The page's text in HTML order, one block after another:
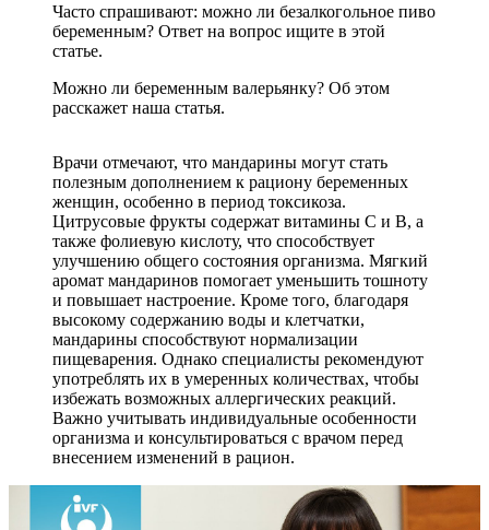
Часто спрашивают: можно ли безалкогольное пиво
беременным? Ответ на вопрос ищите в этой
статье.
Можно ли беременным валерьянку? Об этом
расскажет наша статья.
Врачи отмечают, что мандарины могут стать
полезным дополнением к рациону беременных
женщин, особенно в период токсикоза.
Цитрусовые фрукты содержат витамины C и B, а
также фолиевую кислоту, что способствует
улучшению общего состояния организма. Мягкий
аромат мандаринов помогает уменьшить тошноту
и повышает настроение. Кроме того, благодаря
высокому содержанию воды и клетчатки,
мандарины способствуют нормализации
пищеварения. Однако специалисты рекомендуют
употреблять их в умеренных количествах, чтобы
избежать возможных аллергических реакций.
Важно учитывать индивидуальные особенности
организма и консультироваться с врачом перед
внесением изменений в рацион.